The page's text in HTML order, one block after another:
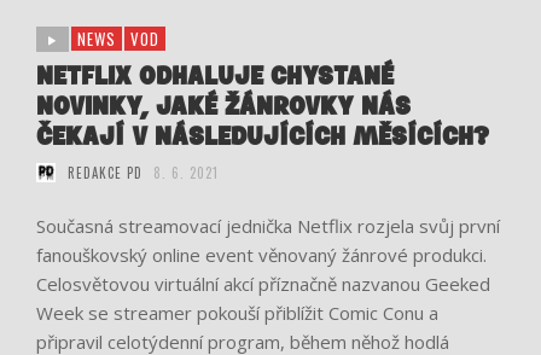
NEWS VOD
NETFLIX ODHALUJE CHYSTANÉ
NOVINKY, JAKÉ ŽÁNROVKY NÁS
ČEKAJÍ V NÁSLEDUJÍCÍCH MĚSÍCÍCH?
REDAKCE PD 8. 6. 2021
Současná streamovací jednička Netflix rozjela svůj první
fanouškovský online event věnovaný žánrové produkci.
Celosvětovou virtuální akcí příznačně nazvanou Geeked
Week se streamer pokouší přiblížit Comic Conu a
připravil celotýdenní program, během něhož hodlá